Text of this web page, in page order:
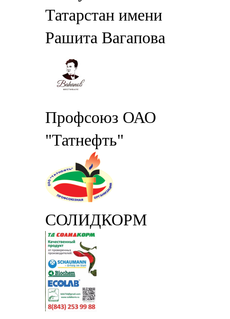
Татарстан имени
Рашита Вагапова
Профсоюз ОАО
"Татнефть"
СОЛИДКОРМ